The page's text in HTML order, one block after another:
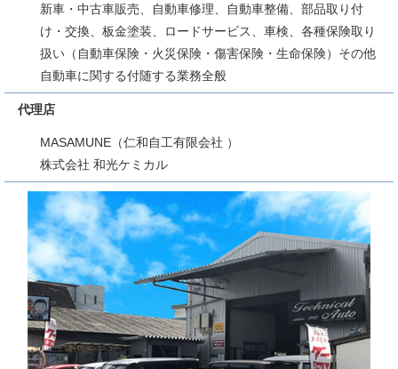
新車・中古車販売、自動車修理、自動車整備、部品取り付
け・交換、板金塗装、ロードサービス、車検、各種保険取り
扱い（自動車保険・火災保険・傷害保険・生命保険）その他
自動車に関する付随する業務全般
代理店
MASAMUNE（仁和自工有限会社 ）
株式会社 和光ケミカル